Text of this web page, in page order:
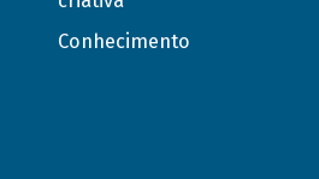
Conhecimento